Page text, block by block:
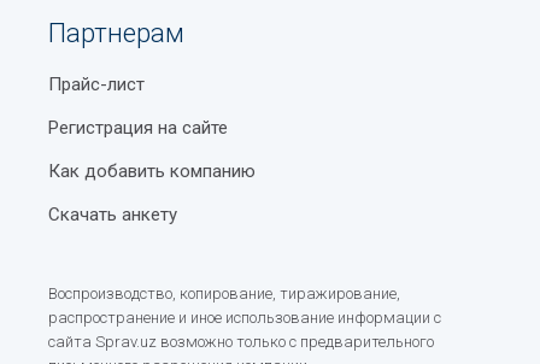
Партнерам
Прайс-лист
Регистрация на сайте
Как добавить компанию
Скачать анкету
Воспроизводство, копирование, тиражирование,
распространение и иное использование информации с
сайта Sprav.uz возможно только с предварительного